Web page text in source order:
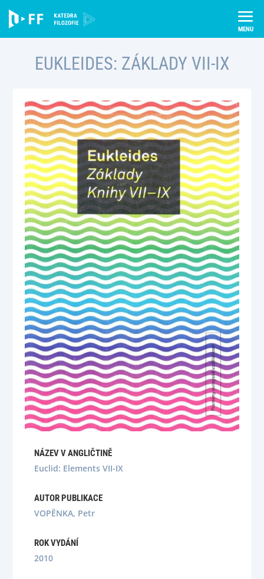
content
Publikace
EUKLEIDES: ZÁKLADY VII-IX
NÁZEV V ANGLIČTINĚ
Euclid: Elements VII-IX
AUTOR PUBLIKACE
VOPĚNKA, Petr
ROK VYDÁNÍ
2010